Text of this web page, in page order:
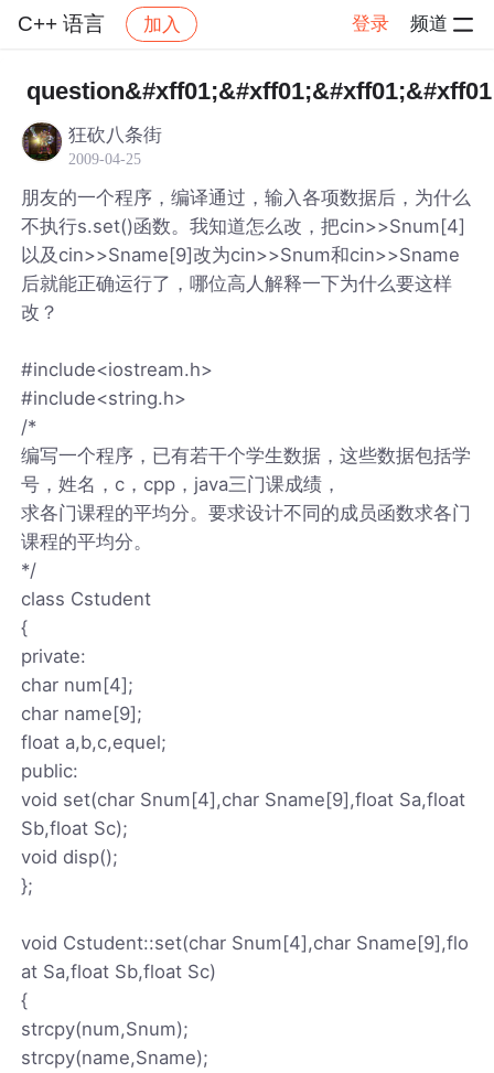
C++ 语言 加入 登录 频道
C++ 语言 帖子详情
狂砍八条街
2009-04-25
朋友的一个程序，编译通过，输入各项数据后，为什么
不执行s.set()函数。我知道怎么改，把cin>>Snum[4]
以及cin>>Sname[9]改为cin>>Snum和cin>>Sname
后就能正确运行了，哪位高人解释一下为什么要这样
改？
#include<iostream.h>
#include<string.h>
/*
编写一个程序，已有若干个学生数据，这些数据包括学
号，姓名，c，cpp，java三门课成绩，
求各门课程的平均分。要求设计不同的成员函数求各门
课程的平均分。
*/
class Cstudent
{
private:
char num[4];
char name[9];
float a,b,c,equel;
public:
void set(char Snum[4],char Sname[9],float Sa,float
Sb,float Sc);
void disp();
};
void Cstudent::set(char Snum[4],char Sname[9],flo
at Sa,float Sb,float Sc)
{
strcpy(num,Snum);
strcpy(name,Sname);